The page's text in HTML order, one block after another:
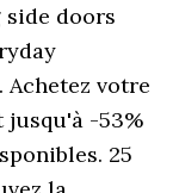
doors
votre
-53%
25